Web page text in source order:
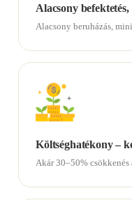
Alacsony
Alacsony beruházás,
Költséghatékony –
Akár 30–50%